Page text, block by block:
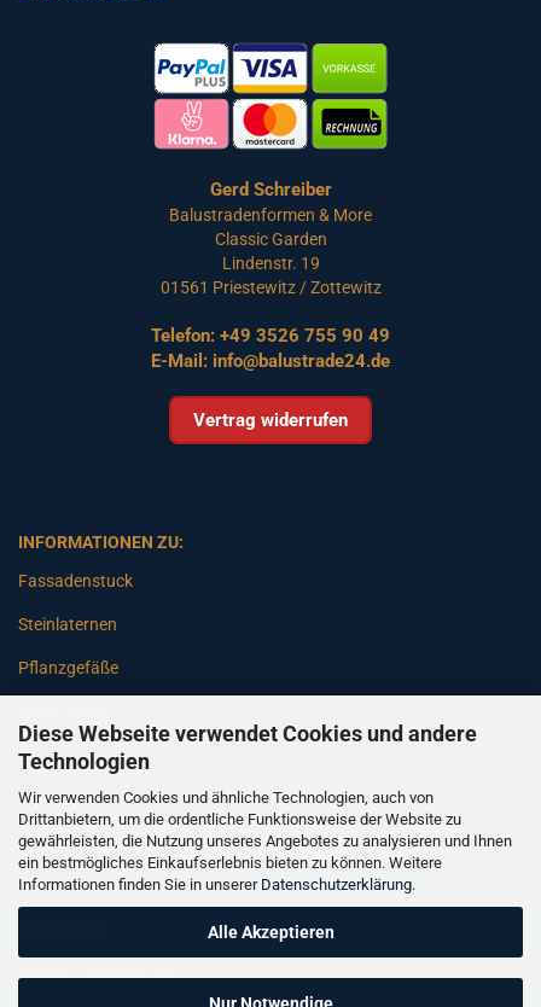
Diese Webseite verwendet Cookies und andere
Technologien
Wir verwenden Cookies und ähnliche Technologien, auch von
Drittanbietern, um die ordentliche Funktionsweise der Website zu
gewährleisten, die Nutzung unseres Angebotes zu analysieren und Ihnen
ein bestmögliches Einkaufserlebnis bieten zu können. Weitere
Informationen finden Sie in unserer Datenschutzerklärung.
Alle Akzeptieren
Gerd Schreiber
Balustradenformen & More
Classic Garden
Lindenstr. 19
01561 Priestewitz / Zottewitz
Telefon: +49 3526 755 90 49
E-Mail: info@balustrade24.de
Vertrag widerrufen
INFORMATIONEN ZU:
Fassadenstuck
Steinlaternen
Pflanzgefäße
Gartenbänke
Pfeiler
Gartenbrunnen
Gartenfiguren